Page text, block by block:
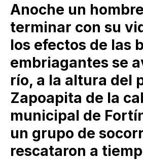
Anoche un
terminar con su
los efectos de las
embriagantes se
río, a la altura del
Zapoapita de la
municipal de
un grupo de
rescataron a